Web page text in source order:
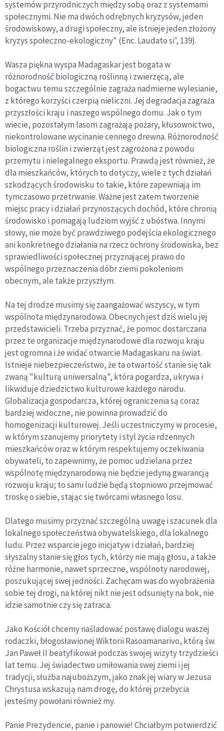
systemów przyrodniczych między sobą oraz z systemami
społecznymi. Nie ma dwóch odrębnych kryzysów, jeden
środowiskowy, a drugi społeczny, ale istnieje jeden złożony
kryzys społeczno-ekologiczny" (Enc. Laudato si’, 139).
Wasza piękna wyspa Madagaskar jest bogata w
różnorodność biologiczną roślinną i zwierzęcą, ale
bogactwu temu szczególnie zagraża nadmierne wylesianie,
z którego korzyści czerpią nieliczni. Jej degradacja zagraża
przyszłości kraju i naszego wspólnego domu. Jak o tym
wiecie, pozostałym lasom zagrażają pożary, kłusownictwo,
niekontrolowane wycinanie cennego drewna. Różnorodność
biologiczna roślin i zwierząt jest zagrożona z powodu
przemytu i nielegalnego eksportu. Prawdą jest również, że
dla mieszkańców, których to dotyczy, wiele z tych działań
szkodzących środowisku to takie, które zapewniają im
tymczasowo przetrwanie. Ważne jest zatem tworzenie
miejsc pracy i działań przynoszących dochód, które chronią
środowisko i pomagają ludziom wyjść z ubóstwa. Innymi
słowy, nie może być prawdziwego podejścia ekologicznego
ani konkretnego działania na rzecz ochrony środowiska, bez
sprawiedliwości społecznej przyznającej prawo do
wspólnego przeznaczenia dóbr ziemi pokoleniom
obecnym, ale także przyszłym.
Na tej drodze musimy się zaangażować wszyscy, w tym
wspólnota międzynarodowa. Obecnych jest dziś wielu jej
przedstawicieli. Trzeba przyznać, że pomoc dostarczana
przez te organizacje międzynarodowe dla rozwoju kraju
jest ogromna i że widać otwarcie Madagaskaru na świat.
Istnieje niebezpieczeństwo, że ta otwartość stanie się tak
zwaną "kulturą uniwersalną", która pogardza, ukrywa i
likwiduje dziedzictwo kulturowe każdego narodu.
Globalizacja gospodarcza, której ograniczenia są coraz
bardziej widoczne, nie powinna prowadzić do
homogenizacji kulturowej. Jeśli uczestniczymy w procesie,
w którym szanujemy priorytety i styl życia rdzennych
mieszkańców oraz w którym respektujemy oczekiwania
obywateli, to zapewnimy, że pomoc udzielana przez
wspólnotę międzynarodową nie będzie jedyną gwarancją
rozwoju kraju; to sami ludzie będą stopniowo przejmować
troskę o siebie, stając się twórcami własnego losu.
Dlatego musimy przyznać szczególną uwagę i szacunek dla
lokalnego społeczeństwa obywatelskiego, dla lokalnego
ludu. Przez wsparcie jego inicjatyw i działań, bardziej
słyszalny stanie się głos tych, którzy nie mają głosu, a także
różne harmonie, nawet sprzeczne, wspólnoty narodowej,
poszukującej swej jedności. Zachęcam was do wyobrażenia
sobie tej drogi, na której nikt nie jest odsunięty na bok, nie
idzie samotnie czy się zatraca.
Jako Kościół chcemy naśladować postawę dialogu waszej
rodaczki, błogosławionej Wiktorii Rasoamanarivo, którą św.
Jan Paweł II beatyfikował podczas swojej wizyty trzydzieści
lat temu. Jej świadectwo umiłowania swej ziemi i jej
tradycji, służba najuboższym, jako znak jej wiary w Jezusa
Chrystusa wskazują nam drogę, do której przebycia
jesteśmy powołani również my.
Panie Prezydencie, panie i panowie! Chciałbym potwierdzić